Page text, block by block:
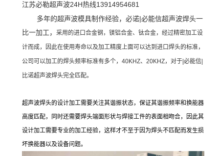
江苏必勒超声波24H热线13914954681
多年的超声波模具制作经验，必诺|必能信超声波焊头一
比一加工， 采用的进口合金钢，镁铝合金、钛合金，经过精密加工设
计而成，因此在使用寿命以及加工精度上面可以达到进口焊头的标准，
公司可以加工的焊头频率标准有多个，40KHZ、20KHZ，对于|必能信|
比诺超声波焊头完全匹配。
超声波焊头的设计加工需要关注其谐振状态，保证其谐振频率和换能器
高度匹配，同时还需要焊头端面形状与焊接工件的表面相吻合，因此其
设计加工需要专业的加工经验，这样才不至于因为焊头不匹配而发生损
坏换能器以及设备问题。